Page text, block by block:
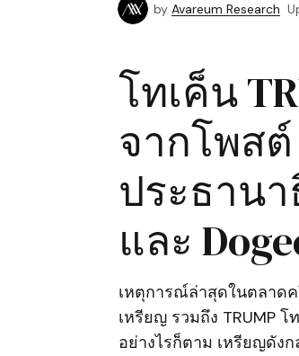
by Avareum Research
โทเค็น
จากโพส
ประธาน
และ
เหตุการณ์ล่าสุดในตลาดค
เหรียญ รวมถึง TRUMP
อย่างไรก็ตาม เหรียญดัง